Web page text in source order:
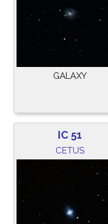
GALAXY
IC 51
CETUS